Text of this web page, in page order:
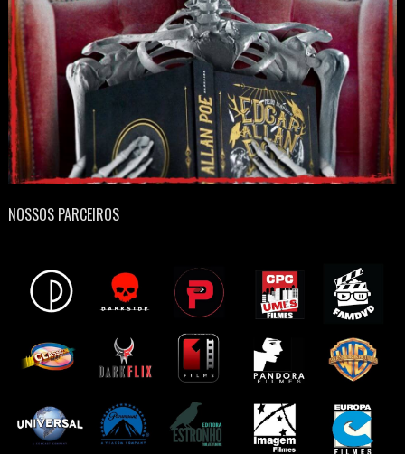
NOSSOS PARCEIROS